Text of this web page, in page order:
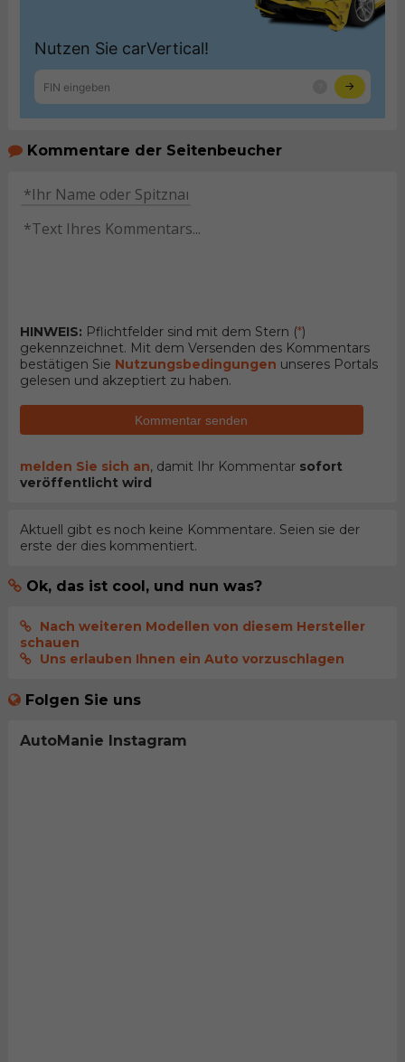
Kommentare der Seitenbeucher
HINWEIS: Pflichtfelder sind mit dem Stern (*)
gekennzeichnet. Mit dem Versenden des Kommentars
bestätigen Sie Nutzungsbedingungen unseres Portals
gelesen und akzeptiert zu haben.
Kommentar senden
melden Sie sich an, damit Ihr Kommentar sofort
veröffentlicht wird
Aktuell gibt es noch keine Kommentare. Seien sie der
erste der dies kommentiert.
Ok, das ist cool, und nun was?
Nach weiteren Modellen von diesem Hersteller
schauen
Uns erlauben Ihnen ein Auto vorzuschlagen
Folgen Sie uns
AutoManie Instagram